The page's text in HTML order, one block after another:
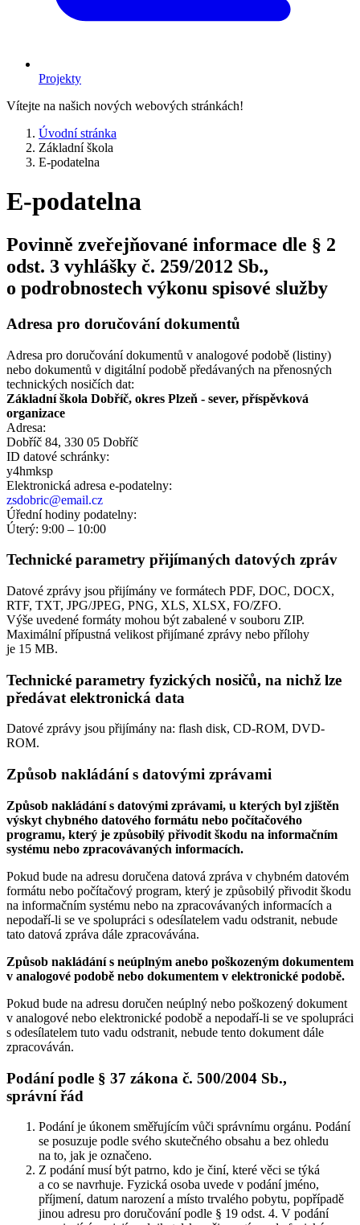
Projekty
Vítejte na našich nových webových stránkách!
Úvodní stránka
Základní škola
E-podatelna
E-podatelna
Povinně zveřejňované informace dle § 2
odst. 3 vyhlášky č. 259/2012 Sb.,
o podrobnostech výkonu spisové služby
Adresa pro doručování dokumentů
Adresa pro doručování dokumentů v analogové podobě (listiny)
nebo dokumentů v digitální podobě předávaných na přenosných
technických nosičích dat:
Základní škola Dobříč, okres Plzeň - sever, příspěvková
organizace
Adresa:
Dobříč 84, 330 05 Dobříč
ID datové schránky:
y4hmksp
Elektronická adresa e‑podatelny:
zsdobric@email.cz
Úřední hodiny podatelny:
Úterý: 9:00 – 10:00
Technické parametry přijímaných datových zpráv
Datové zprávy jsou přijímány ve formátech PDF, DOC, DOCX,
RTF, TXT, JPG/JPEG, PNG, XLS, XLSX, FO/ZFO.
Výše uvedené formáty mohou být zabalené v souboru ZIP.
Maximální přípustná velikost přijímané zprávy nebo přílohy
je 15 MB.
Technické parametry fyzických nosičů, na nichž lze
předávat elektronická data
Datové zprávy jsou přijímány na: flash disk, CD-ROM, DVD-
ROM.
Způsob nakládání s datovými zprávami
Způsob nakládání s datovými zprávami, u kterých byl zjištěn
výskyt chybného datového formátu nebo počítačového
programu, který je způsobilý přivodit škodu na informačním
systému nebo zpracovávaných informacích.
Pokud bude na adresu doručena datová zpráva v chybném datovém
formátu nebo počítačový program, který je způsobilý přivodit škodu
na informačním systému nebo na zpracovávaných informacích a
nepodaří-li se ve spolupráci s odesílatelem vadu odstranit, nebude
tato datová zpráva dále zpracovávána.
Způsob nakládání s neúplným anebo poškozeným dokumentem
v analogové podobě nebo dokumentem v elektronické podobě.
Pokud bude na adresu doručen neúplný nebo poškozený dokument
v analogové nebo elektronické podobě a nepodaří-li se ve spolupráci
s odesílatelem tuto vadu odstranit, nebude tento dokument dále
zpracováván.
Podání podle § 37 zákona č. 500/2004 Sb.,
správní řád
Podání je úkonem směřujícím vůči správnímu orgánu. Podání
se posuzuje podle svého skutečného obsahu a bez ohledu
na to, jak je označeno.
Z podání musí být patrno, kdo je činí, které věci se týká
a co se navrhuje. Fyzická osoba uvede v podání jméno,
příjmení, datum narození a místo trvalého pobytu, popřípadě
jinou adresu pro doručování podle § 19 odst. 4. V podání